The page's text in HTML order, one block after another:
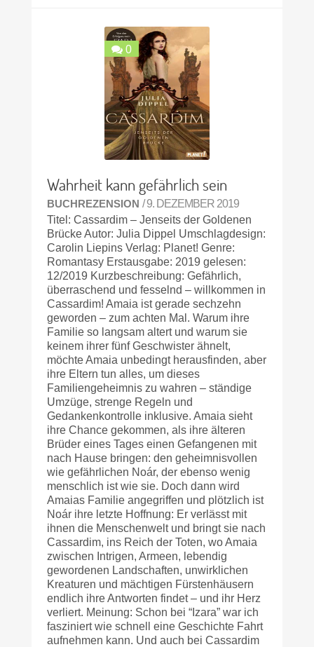
0
Wahrheit kann gefährlich sein
BUCHREZENSION / 9. DEZEMBER 2019
Titel: Cassardim – Jenseits der Goldenen
Brücke Autor: Julia Dippel Umschlagdesign:
Carolin Liepins Verlag: Planet! Genre:
Romantasy Erstausgabe: 2019 gelesen:
12/2019 Kurzbeschreibung: Gefährlich,
überraschend und fesselnd – willkommen in
Cassardim! Amaia ist gerade sechzehn
geworden – zum achten Mal. Warum ihre
Familie so langsam altert und warum sie
keinem ihrer fünf Geschwister ähnelt,
möchte Amaia unbedingt herausfinden, aber
ihre Eltern tun alles, um dieses
Familiengeheimnis zu wahren – ständige
Umzüge, strenge Regeln und
Gedankenkontrolle inklusive. Amaia sieht
ihre Chance gekommen, als ihre älteren
Brüder eines Tages einen Gefangenen mit
nach Hause bringen: den geheimnisvollen
wie gefährlichen Noár, der ebenso wenig
menschlich ist wie sie. Doch dann wird
Amaias Familie angegriffen und plötzlich ist
Noár ihre letzte Hoffnung: Er verlässt mit
ihnen die Menschenwelt und bringt sie nach
Cassardim, ins Reich der Toten, wo Amaia
zwischen Intrigen, Armeen, lebendig
gewordenen Landschaften, unwirklichen
Kreaturen und mächtigen Fürstenhäusern
endlich ihre Antworten findet – und ihr Herz
verliert. Meinung: Schon bei “Izara” war ich
fasziniert wie schnell eine Geschichte Fahrt
aufnehmen kann. Und auch bei Cassardim